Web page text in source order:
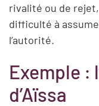
rivalité ou de
difficulté à
l’autorité.
Exemple :
d’Aïssa